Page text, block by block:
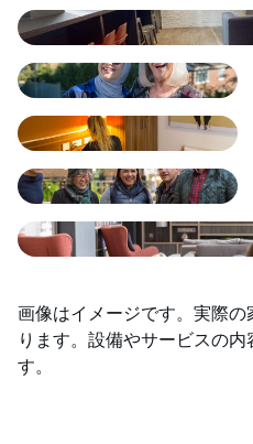
画像はイメージです。実際
ります。設備やサービスの
す。